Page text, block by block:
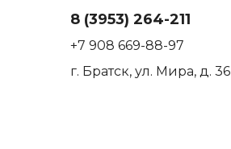
8 (3953) 264-211
+7 908 669-88-97
г. Братск, ул. Мира, д. 36